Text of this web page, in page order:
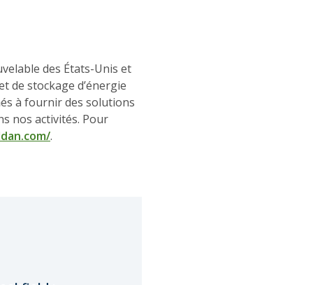
des États-Unis et
de stockage d’énergie
à fournir des solutions
nos activités. Pour
.